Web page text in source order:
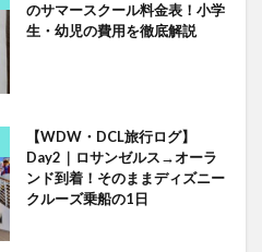
のサマースクール料金表！小学
生・幼児の費用を徹底解説
【WDW・DCL旅行ログ】
Day2｜ロサンゼルス→オーラ
ンド到着！そのままディズニー
クルーズ乗船の1日